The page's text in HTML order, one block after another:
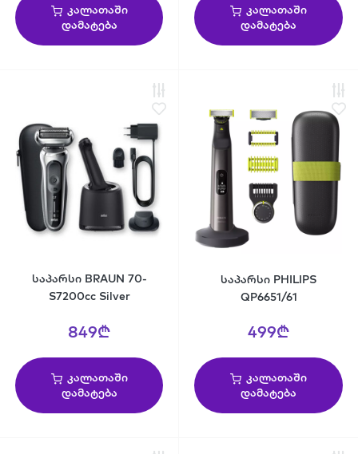
კალათაში
დამატება
კალათაში
დამატება
საპარსი BRAUN 70-
S7200cc Silver
849₾
კალათაში
დამატება
საპარსი PHILIPS
QP6651/61
499₾
კალათაში
დამატება